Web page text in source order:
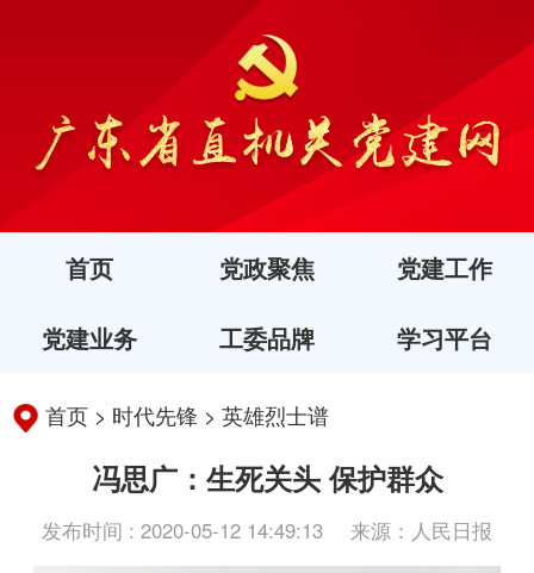
首页 党政聚焦 党建工作
党建业务 工委品牌 学习平台
首页 > 时代先锋 >英雄烈士谱
冯思广：生死关头 保护群众
发布时间 : 2020-05-12 14:49:13 来源：人民日报